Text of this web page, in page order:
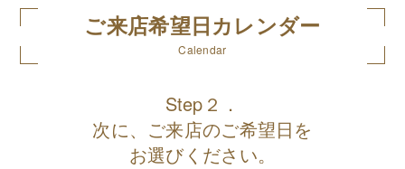
ご来店希望日カレンダー
Calendar
Step２．
次に、ご来店のご希望日を
お選びください。